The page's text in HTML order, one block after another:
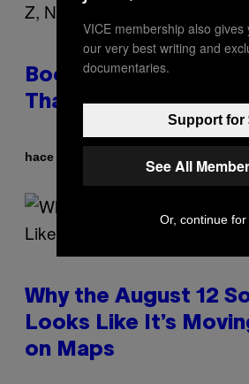
Boomers Are Better
Than Gen Z, New
hace 1 hora
Why the August 12
Looks Like It’s
on Maps
VICE membership also gives
our very best writing and
documentaries.
Support for
See All
Or, continue for